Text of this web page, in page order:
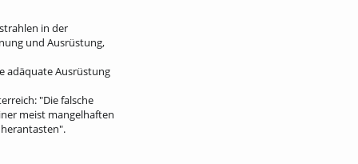
in der
und Ausrüstung,
adäquate Ausrüstung
"Die falsche
meist mangelhaften